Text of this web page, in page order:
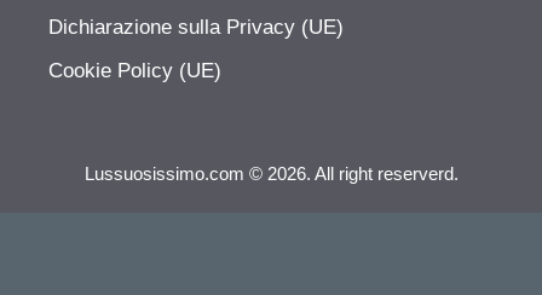
Dichiarazione sulla Privacy (UE)
Cookie Policy (UE)
Lussuosissimo.com © 2026. All right reserverd.